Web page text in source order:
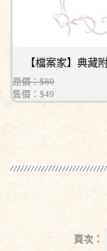
【檔案家】典藏
原價：$80
售價： $49
頁次：